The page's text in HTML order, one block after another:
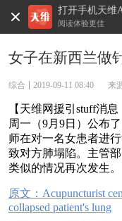
打开手机天维
阅读体验更佳
女子在新西兰做
综合 2019-09-11 08:40 来
【天维网援引stuff消
周一（9月9日）公布
师在对一名女患者进
致对方肺塌陷。主管
类似的情况再次发生。
原文：Acupuncturist
collapsed patient's lung